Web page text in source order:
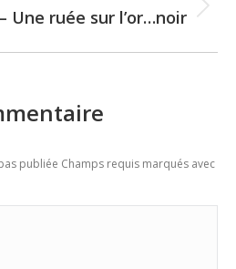
Next
Une ruée sur l’or…noir
publiée Champs requis marqués avec